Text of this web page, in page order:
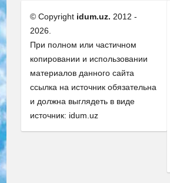
© Copyright idum.uz. 2012 -
2026.
При полном или частичном
копировании и использовании
материалов данного сайта
ссылка на источник обязательна
и должна выглядеть в виде
источник: idum.uz